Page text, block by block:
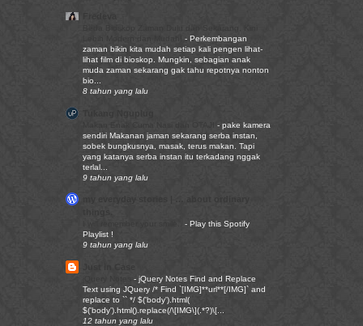
- Perkembangan
zaman bikin kita mudah setiap kali pengen lihat-
lihat film di bioskop. Mungkin, sebagian anak
muda zaman sekarang gak tahu repotnya nonton
bio...
8 tahun yang lalu
- pake kamera
sendiri Makanan jaman sekarang serba instan,
sobek bungkusnya, masak, terus makan. Tapi
yang katanya serba instan itu terkadang nggak
terlal...
9 tahun yang lalu
- Play this Spotify
Playlist !
9 tahun yang lalu
- jQuery Notes Find and Replace
Text using JQuery /* Find `[IMG]**url**[/IMG]` and
replace to `` */ $('body').html(
$('body').html().replace(/\[IMG\](.*?)\[...
12 tahun yang lalu